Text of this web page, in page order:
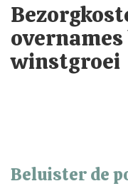
overnames
winstgroei
Beluister de